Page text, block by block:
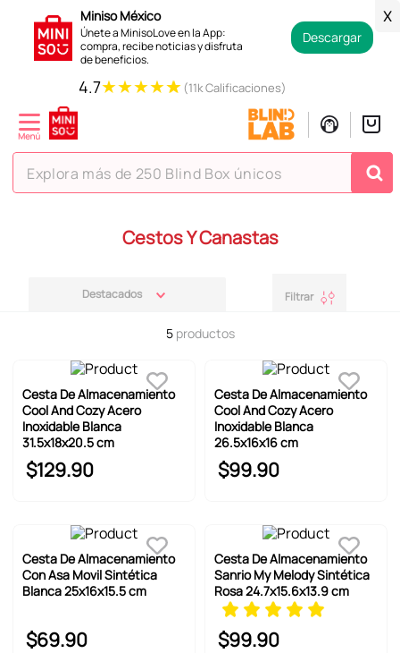
Miniso México
Únete a MinisoLove en la App:
compra, recibe noticias y disfruta
de beneficios.
Descargar
X
4.7★★★★★ (11k Calificaciones)
Explora más de 250 Blind Box únicos
Cestos Y Canastas
Destacados Filtrar
5 productos
Cesta De Almacenamiento
Cool And Cozy Acero
Inoxidable Blanca
31.5x18x20.5 cm
$129.90
Cesta De Almacenamiento
Cool And Cozy Acero
Inoxidable Blanca
26.5x16x16 cm
$99.90
Cesta De Almacenamiento
Con Asa Movil Sintética
Blanca 25x16x15.5 cm
$69.90
Cesta De Almacenamiento
Sanrio My Melody Sintética
Rosa 24.7x15.6x13.9 cm
$99.90
blind box
6.
llaveros
7.
pokemon
8.
bts
chiikawas